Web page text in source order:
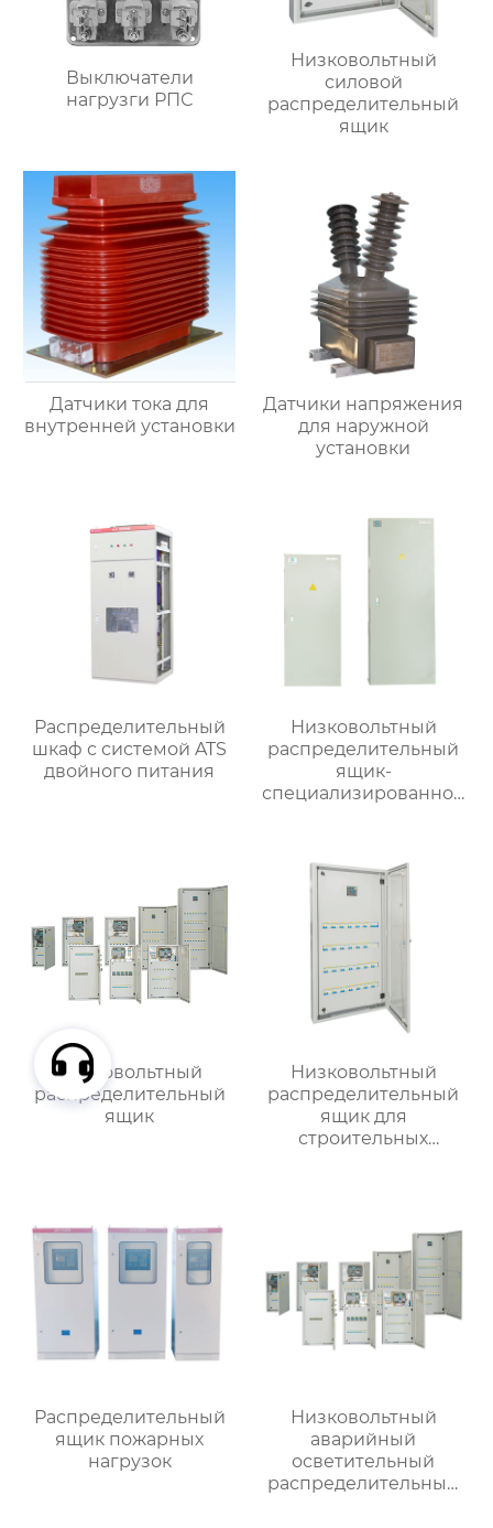
Выключатели
нагрузги РПС
Низковольтный
силовой
распределительный
ящик
Датчики тока для
внутренней установки
Датчики напряжения
для наружной
установки
Распределительный
шкаф с системой ATS
двойного питания
Низковольтный
распределительный
ящик-
специализированное
Низковольтный
распределительный
ящик
Низковольтный
распределительный
ящик для
строительных
Распределительный
ящик пожарных
нагрузок
Низковольтный
аварийный
осветительный
распределительный